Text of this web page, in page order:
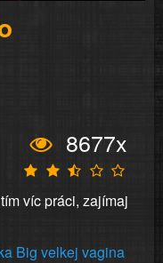
8677x
víc práci, zajímaj
Big velkej vagina